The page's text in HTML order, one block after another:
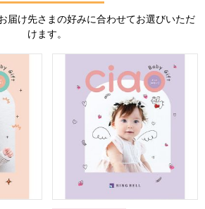
届け先さまの好みに合わせてお選びいただ
けます。
ギフト】【贈りものカタログ】